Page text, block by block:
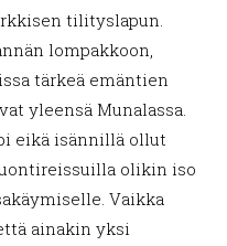
tilityslapun.
lompakkoon,
tärkeä emäntien
yleensä Munalassa.
eikä isännillä ollut
olikin iso
Vaikka
ainakin yksi